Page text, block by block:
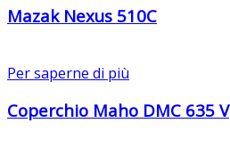
Mazak Nexus 510C
Per saperne di più
Coperchio Maho DMC 635 V